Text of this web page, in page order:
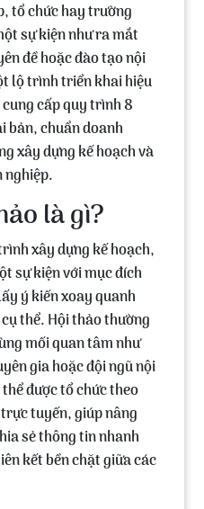
tổ chức hay trường
sự kiện như ra mắt
đề hoặc đào tạo nội
lộ trình triển khai hiệu
cung cấpquy trình 8
bản, chuẩn doanh
xây dựng kế hoạch và
nghiệp.
là gì?
xây dựng kế hoạch,
sự kiện với mục đích
ý kiến xoay quanh
thể. Hội thảo thường
mối quan tâm như
gia hoặc đội ngũ nội
được tổ chức theo
tuyến, giúp nâng
sẻ thông tin nhanh
kết bền chặt giữa các